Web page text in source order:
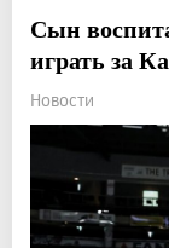
Сын
играть за
Новости